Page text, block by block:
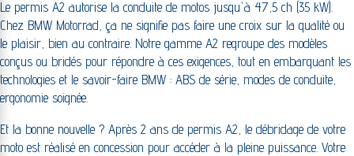
Le permis A2 autorise la conduite de motos jusqu'à 47,5 ch (35 kW).
Chez BMW Motorrad, ça ne signifie pas faire une croix sur la qualité ou
le plaisir, bien au contraire. Notre gamme A2 regroupe des modèles
conçus ou bridés pour répondre à ces exigences, tout en embarquant les
technologies et le savoir-faire BMW : ABS de série, modes de conduite,
ergonomie soignée.
Et la bonne nouvelle ? Après 2 ans de permis A2, le débridage de votre
moto est réalisé en concession pour accéder à la pleine puissance. Votre